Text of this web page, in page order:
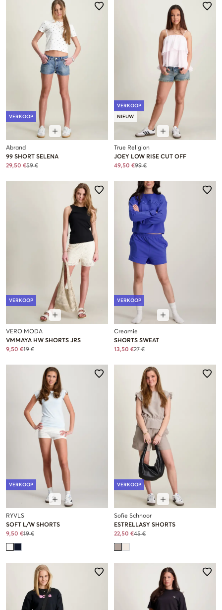
VERKOOP
Abrand
99 SHORT SELENA
29,50 €59 €
VERKOOP
NIEUW
True Religion
JOEY LOW RISE CUT OFF
49,50 €99 €
VERKOOP
VERO MODA
VMMAYA HW SHORTS JRS
9,50 €19 €
VERKOOP
Creamie
SHORTS SWEAT
13,50 €27 €
VERKOOP
RYVLS
SOFT L/W SHORTS
9,50 €19 €
VERKOOP
Sofie Schnoor
ESTRELLASY SHORTS
22,50 €45 €